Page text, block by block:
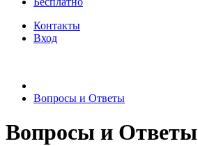
Контакты
Вход
Вопросы и Ответы
Вопросы и Ответы